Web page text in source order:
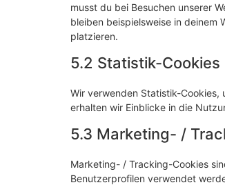
musst du bei Besuchen unserer
bleiben beispielsweise in deinem
platzieren.
5.2 Statistik-Cookies
Wir verwenden Statistik-Cookies,
erhalten wir Einblicke in die
5.3 Marketing- /
Marketing- / Tracking-Cookies
Benutzerprofilen verwendet